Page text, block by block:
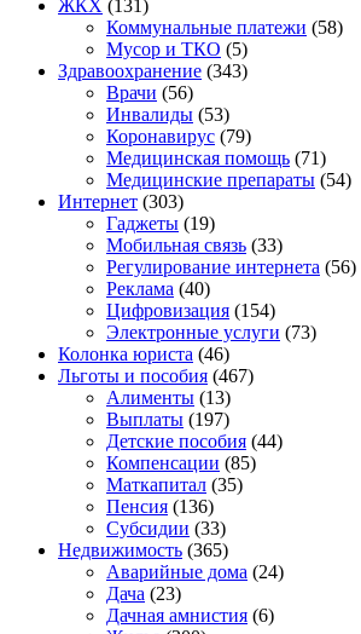
ЖКХ (131)
Коммунальные платежи (58)
Мусор и ТКО (5)
Здравоохранение (343)
Врачи (56)
Инвалиды (53)
Коронавирус (79)
Медицинская помощь (71)
Медицинские препараты (54)
Интернет (303)
Гаджеты (19)
Мобильная связь (33)
Регулирование интернета (56)
Реклама (40)
Цифровизация (154)
Электронные услуги (73)
Колонка юриста (46)
Льготы и пособия (467)
Алименты (13)
Выплаты (197)
Детские пособия (44)
Компенсации (85)
Маткапитал (35)
Пенсия (136)
Субсидии (33)
Недвижимость (365)
Аварийные дома (24)
Дача (23)
Дачная амнистия (6)